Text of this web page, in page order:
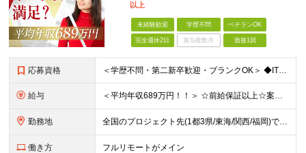
以上
未経験歓迎 学歴不問 ベテランOK
完全週休2日 賞与複数月 面接1回
応募資格 ＜学歴不問・第二新卒歓迎・ブランクOK＞ ◆IT業界での実務経験（2年以上） ※アプリ・インフラ等の領域は不問 【歓迎条件】 ◎コンサルティングファームでの実務経験 ◎SIにおける上流工程
給与 ＜平均年収689万円！！＞ ☆前給保証以上☆案件待機期間も給与保証あり☆ 月給40万円～150万円（固定残業代含む） ※経験や能力を考慮し決定します ※試用期間6ヶ月あり。条件や待遇に差異はありません
勤務地 全国のプロジェクト先(1都3県/東海/関西/福岡)での勤務となります。 ★全国から参画可能な案件あり！ ★リモートワーク・リモート併用・常駐案件すべてあり！ ★転居を伴う転勤はナシ ┗1人1人の働き
働き方 フルリモートがメイン